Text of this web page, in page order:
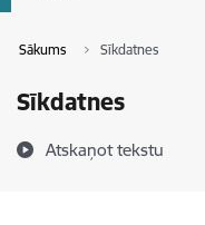
Sākums Sīkdatnes
Sīkdatnes
Atskaņot tekstu